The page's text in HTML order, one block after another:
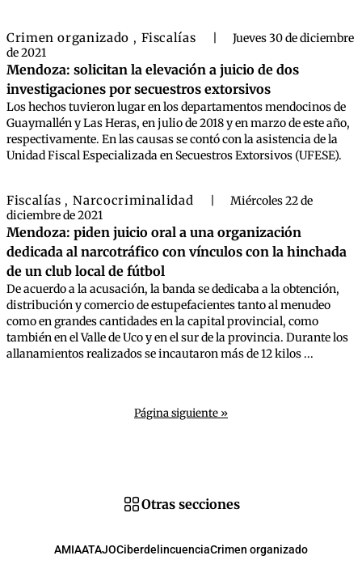
Crimen organizado , Fiscalías
Jueves 30 de diciembre
de 2021
Mendoza: solicitan la elevación a juicio de dos
investigaciones por secuestros extorsivos
Los hechos tuvieron lugar en los departamentos mendocinos de
Guaymallén y Las Heras, en julio de 2018 y en marzo de este año,
respectivamente. En las causas se contó con la asistencia de la
Unidad Fiscal Especializada en Secuestros Extorsivos (UFESE).
Fiscalías , Narcocriminalidad
Miércoles 22 de
diciembre de 2021
Mendoza: piden juicio oral a una organización
dedicada al narcotráfico con vínculos con la hinchada
de un club local de fútbol
De acuerdo a la acusación, la banda se dedicaba a la obtención,
distribución y comercio de estupefacientes tanto al menudeo
como en grandes cantidades en la capital provincial, como
también en el Valle de Uco y en el sur de la provincia. Durante los
allanamientos realizados se incautaron más de 12 kilos ...
Página siguiente »
Otras secciones
AMIAATAJOCiberdelincuenciaCrimen organizado